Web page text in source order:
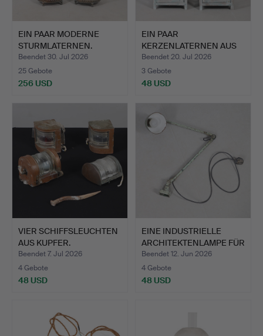
EIN PAAR MODERNE
STURMLATERNEN.
Beendet 30. Jul 2026
25 Gebote
256 USD
EIN PAAR
KERZENLATERNEN AUS
BEMALTEM HOLZ.
Beendet 20. Jul 2026
3 Gebote
48 USD
VIER SCHIFFSLEUCHTEN
AUS KUPFER.
Beendet 7. Jul 2026
4 Gebote
48 USD
EINE INDUSTRIELLE
ARCHITEKTENLAMPE FÜR
DIE…
Beendet 12. Jun 2026
4 Gebote
48 USD